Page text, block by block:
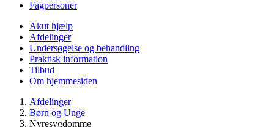
Fagpersoner
Akut hjælp
Afdelinger
Undersøgelse og behandling
Praktisk information
Tilbud
Om hjemmesiden
Afdelinger
Børn og Unge
Nyresygdomme